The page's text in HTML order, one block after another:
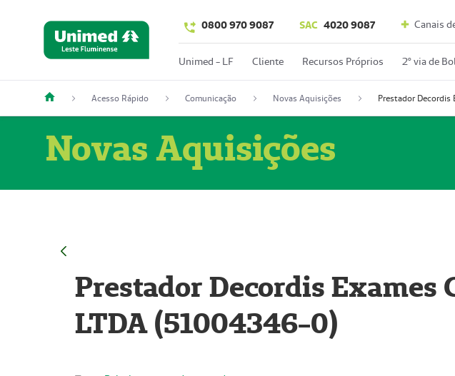
0800 970 9087 SAC 4020 9087 Canais
Unimed - LF Cliente Recursos Próprios 2º via de
Acesso Rápido Comunicação Novas Aquisições
Novas Aquisições
Prestador Decordis Exames
LTDA (51004346-0)